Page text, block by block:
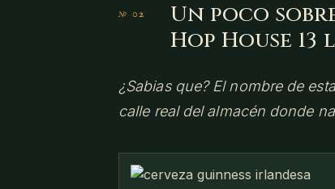
Un poco
Hop House 13
¿Sabias que? El nombre de
calle real del almacén donde